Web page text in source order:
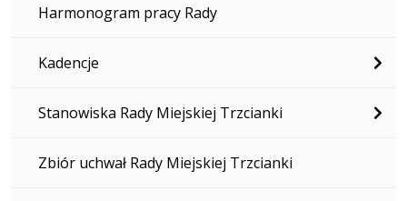
Harmonogram pracy Rady
Kadencje
Stanowiska Rady Miejskiej Trzcianki
Zbiór uchwał Rady Miejskiej Trzcianki